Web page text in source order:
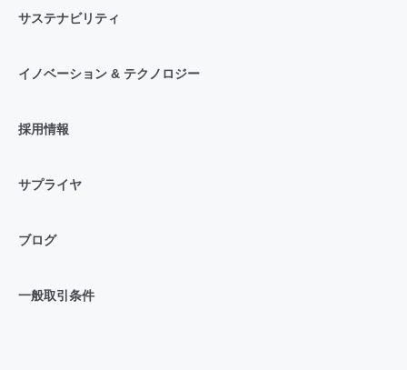
サステナビリティ
イノベーション & テクノロジー
採用情報
サプライヤ
ブログ
一般取引条件